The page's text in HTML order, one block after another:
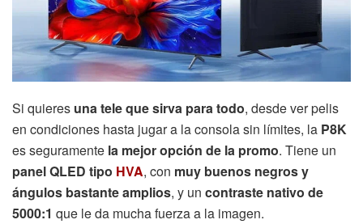
Si quieres una tele que sirva para todo, desde ver pelis
en condiciones hasta jugar a la consola sin límites, la P8K
es seguramente la mejor opción de la promo. Tiene un
panel QLED tipo HVA, con muy buenos negros y
ángulos bastante amplios, y un contraste nativo de
5000:1 que le da mucha fuerza a la imagen.